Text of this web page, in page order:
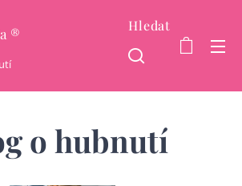
® Hledat
o hubnutí